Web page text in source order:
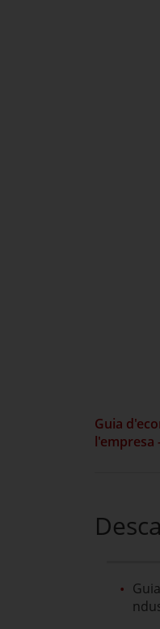
Guia
l'empresa